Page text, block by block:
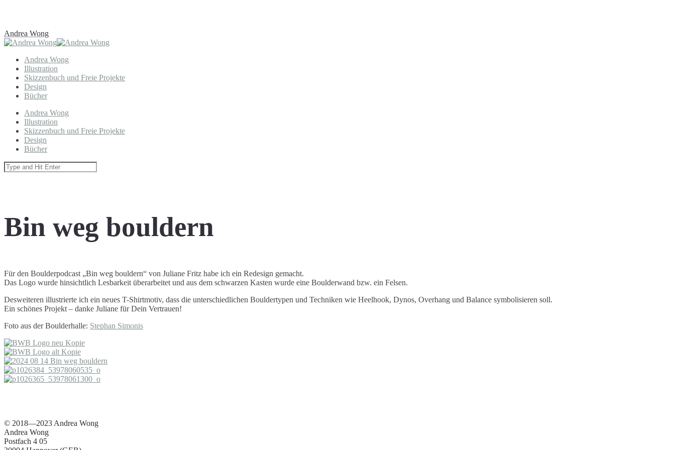
Andrea Wong
Andrea Wong
Illustration
Skizzenbuch und Freie Projekte
Design
Bücher
Andrea Wong
Illustration
Skizzenbuch und Freie Projekte
Design
Bücher
Bin weg bouldern
Für den Boulderpodcast „Bin weg bouldern“ von Juliane Fritz habe ich ein Redesign gemacht.
Das Logo wurde hinsichtlich Lesbarkeit überarbeitet und aus dem schwarzen Kasten wurde eine Boulderwand bzw. ein Felsen.
Desweiteren illustrierte ich ein neues T-Shirtmotiv, dass die unterschiedlichen Bouldertypen und Techniken wie Heelhook, Dynos, Overhang und Balance symbolisieren soll.
Ein schönes Projekt – danke Juliane für Dein Vertrauen!
Foto aus der Boulderhalle: Stephan Simonis
© 2018—2023 Andrea Wong
Andrea Wong
Postfach 4 05